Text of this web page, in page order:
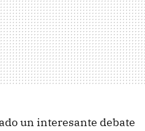
un interesante debate